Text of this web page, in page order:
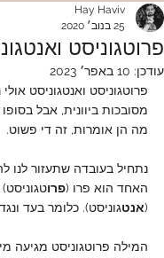
פרוטגוניסט
Hay Haviv
25 בנוב׳ 2020
עודכן: 10 באפר׳ 2023
פרוטגוניסט ואנטגוניסט
מסובכות ביוונית, אבל
מה הן אומרות, זה די פשוט.
נתחיל בעובדה שתעזור לנו
האחד הוא פרו (פרו
(אנטגוניסט). כלומר בעד
המילה פרוטגוניסט מגיעה